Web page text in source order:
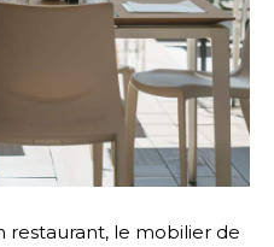
restaurant, le mobilier de